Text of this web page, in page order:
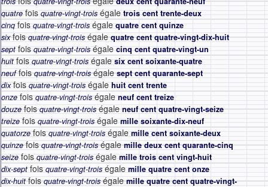
quatre fois quatre-vingt-trois égale trois cent trente-deux
cinq fois quatre-vingt-trois égale quatre cent quinze
sixfoisquatre-vingt-troiségalequatre cent quatre-vingt-dix-huit
sept fois quatre-vingt-trois égale cinq cent quatre-vingt-un
huit fois quatre-vingt-trois égale six cent soixante-quatre
neuffoisquatre-vingt-troiségalesept cent quarante-sept
dixfois quatre-vingt-trois égale huit cent trente
onze fois quatre-vingt-trois égale neuf cent treize
douzefoisquatre-vingt-troiségaleneuf cent quatre-vingt-seize
treize fois quatre-vingt-trois égale mille soixante-dix-neuf
quatorze fois quatre-vingt-trois égale mille cent soixante-deux
quinzefoisquatre-vingt-troiségalemille deux cent quarante-cinq
seize fois quatre-vingt-trois égale mille trois cent vingt-huit
dix-sept fois quatre-vingt-trois égale mille quatre cent onze
dix-huitfoisquatre-vingt-troiségalemille quatre cent quatre-vingt-